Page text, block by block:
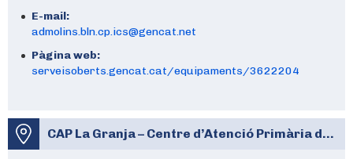
E-mail:
admolins.bln.cp.ics@gencat.net
Pàgina web:
serveisoberts.gencat.cat/equipaments/3622204
CAP La Granja – Centre d’Atenció Primària de Molins de Rei